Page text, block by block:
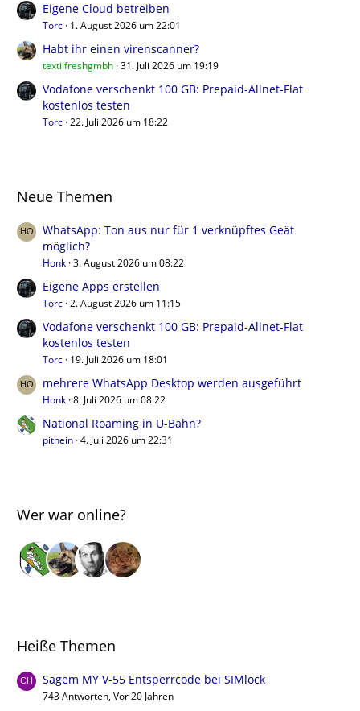
Eigene Cloud betreiben
Torc 1. August 2026 um 22:01
Habt ihr einen virenscanner?
textilfreshgmbh 31. Juli 2026 um 19:19
Vodafone verschenkt 100 GB: Prepaid-Allnet-Flat
kostenlos testen
Torc 22. Juli 2026 um 18:22
Neue Themen
WhatsApp: Ton aus nur für 1 verknüpftes Geät
möglich?
Honk 3. August 2026 um 08:22
Eigene Apps erstellen
Torc 2. August 2026 um 11:15
Vodafone verschenkt 100 GB: Prepaid-Allnet-Flat
kostenlos testen
Torc 19. Juli 2026 um 18:01
mehrere WhatsApp Desktop werden ausgeführt
Honk 8. Juli 2026 um 08:22
National Roaming in U-Bahn?
pithein 4. Juli 2026 um 22:31
Wer war online?
Heiße Themen
Sagem MY V-55 Entsperrcode bei SIMlock
743 Antworten, Vor 20 Jahren